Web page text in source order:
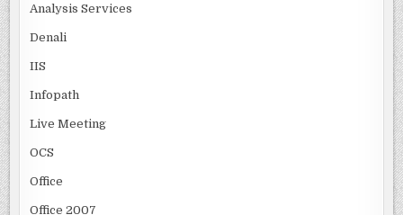
Analysis Services
Denali
IIS
Infopath
Live Meeting
OCS
Office
Office 2007